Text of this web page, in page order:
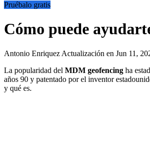
Pruébalo gratis
Cómo puede
Antonio Enriquez Actualización en Jun 11,
La popularidad del MDM geofencing ha
años 90 y patentado por el inventor
y qué es.